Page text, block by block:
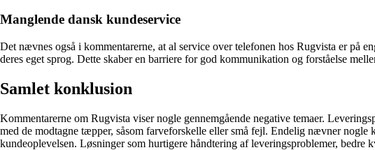
Manglende dansk kundeservice
Det nævnes også i kommentarerne, at al service over telefonen hos Rugvista er på
deres eget sprog. Dette skaber en barriere for god kommunikation og forståelse
Samlet konklusion
Kommentarerne om Rugvista viser nogle gennemgående negative temaer.
med de modtagne tæpper, såsom farveforskelle eller små fejl. Endelig nævner
kundeoplevelsen. Løsninger som hurtigere håndtering af leveringsproblemer,